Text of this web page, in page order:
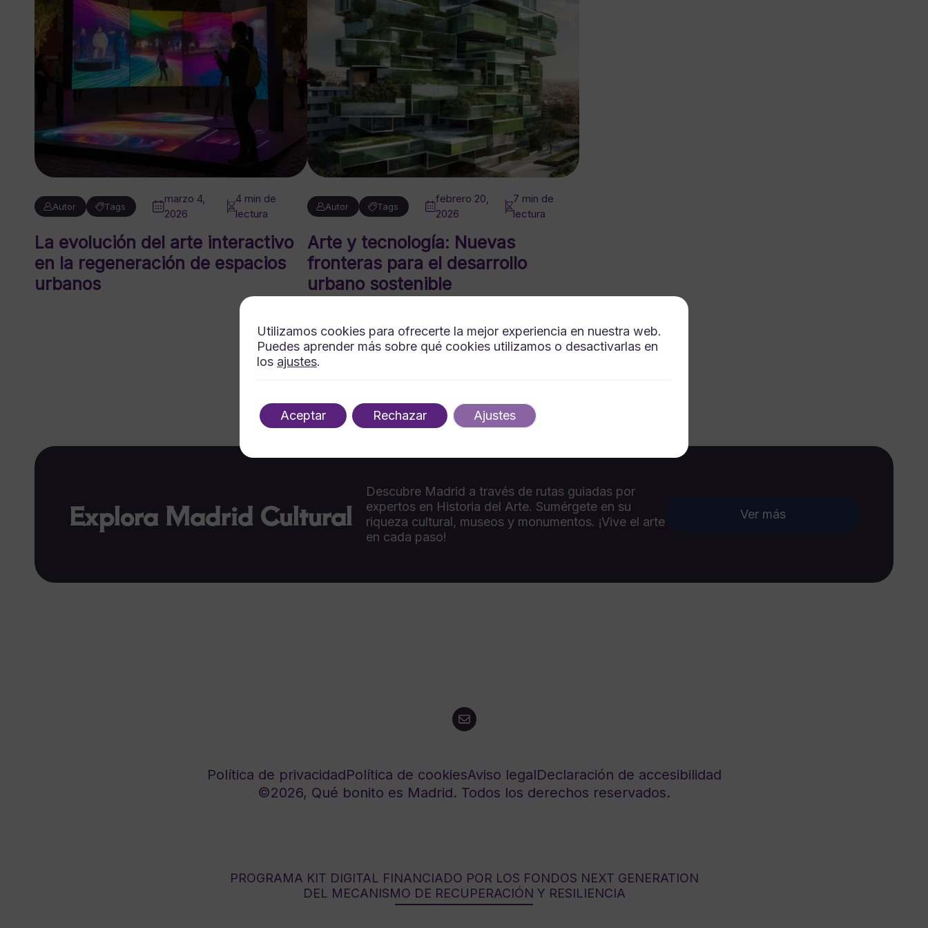
Autor Tags
marzo 4,
2026
4 min de
lectura
La evolución del arte interactivo
en la regeneración de espacios
urbanos
Autor Tags
febrero 20,
2026
7 min de
lectura
Arte y tecnología: Nuevas
fronteras para el desarrollo
urbano sostenible
Explora Madrid Cultural
Descubre Madrid a través de rutas guiadas por
expertos en Historia del Arte. Sumérgete en su
riqueza cultural, museos y monumentos. ¡Vive el arte
en cada paso!
Ver más
Política de privacidadPolítica de cookiesAviso legalDeclaración de accesibilidad
©2026, Qué bonito es Madrid. Todos los derechos reservados.
PROGRAMA KIT DIGITAL FINANCIADO POR LOS FONDOS NEXT GENERATION
DEL MECANISMO DE RECUPERACIÓN Y RESILIENCIA
Utilizamos cookies para ofrecerte la mejor experiencia en nuestra web.
Puedes aprender más sobre qué cookies utilizamos o desactivarlas en
los ajustes.
Aceptar Rechazar Ajustes